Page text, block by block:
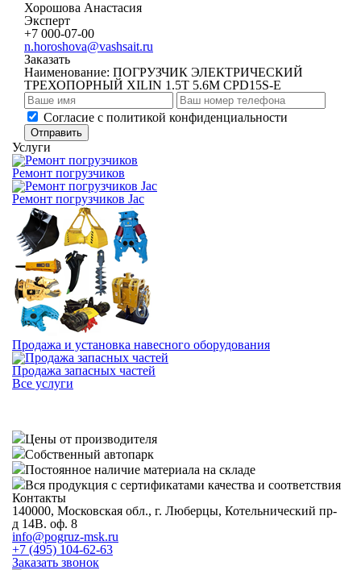
Хорошова Анастасия
Эксперт
+7 000-07-00
n.horoshova@vashsait.ru
Заказать
Наименование: ПОГРУЗЧИК ЭЛЕКТРИЧЕСКИЙ
ТРЕХОПОРНЫЙ XILIN 1.5Т 5.6М CPD15S-E
Cогласие с политикой конфиденциальности
Отправить
Услуги
Ремонт погрузчиков
Ремонт погрузчиков Jac
Продажа и установка навесного оборудования
Продажа запасных частей
Все услуги
Цены от производителя
Собственный автопарк
Постоянное наличие материала на складе
Вся продукция с сертификатами качества и соответствия
Контакты
140000, Московская обл., г. Люберцы, Котельнический пр-
д 14В. оф. 8
info@pogruz-msk.ru
+7 (495) 104-62-63
Заказать звонок